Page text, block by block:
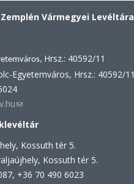
Vármegyei Levéltára
Hrsz.: 40592/11
Egyetemváros, Hrsz.: 40592/11
(link
sends
mail)
Kossuth tér 5.
Kossuth tér 5.
+36 70 490 6023